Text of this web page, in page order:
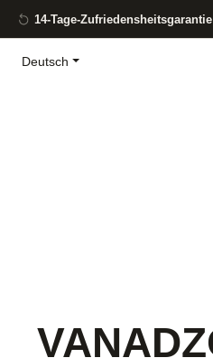
Hauptinhalt springen
Zur Suche springen
Zur Hauptnavigation
14-Tage-Zufriedensheitsgarantie
Deutsch